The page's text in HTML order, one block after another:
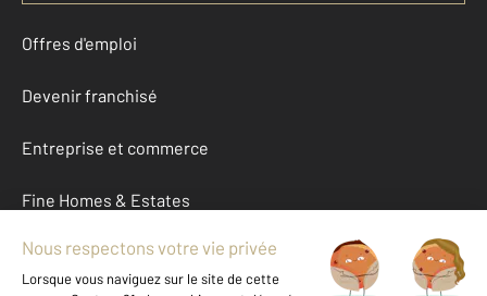
Offres d'emploi
Devenir franchisé
Entreprise et commerce
Fine Homes & Estates
À propos